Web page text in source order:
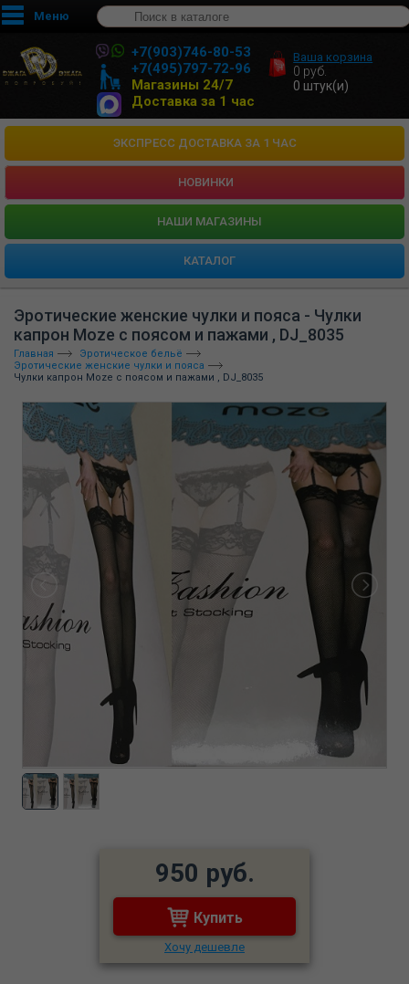
Меню
+7(903)746-80-53
+7(495)797-72-96
Магазины 24/7
Доставка за 1 час
Ваша корзина
0 руб.
0 штук(и)
ЭКСПРЕСС ДОСТАВКА ЗА 1 ЧАС
НОВИНКИ
HАШИ МАГАЗИНЫ
КАТАЛОГ
Эротические женские чулки и пояса - Чулки
капрон Moze с поясом и пажами , DJ_8035
Главная
Эротическое бельё
Эротические женские чулки и пояса
Чулки капрон Moze с поясом и пажами , DJ_8035
950 руб.
Купить
Хочу дешевле